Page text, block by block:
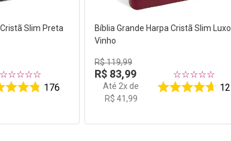
Bíblia Grande Harpa Cristã Slim Preta
☆☆☆☆☆
176
Bíblia Grande Harpa Cristã Slim Luxo
Vinho
R$119,99
R$ 83,99
Até2x de
R$ 41 ,99
☆☆☆☆☆
12